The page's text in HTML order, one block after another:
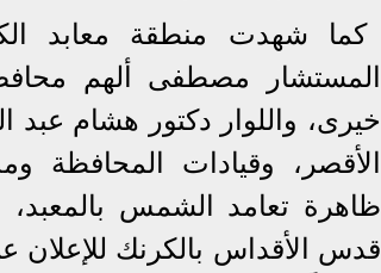
كما شهدت منطقة معابد
المستشار مصطفى ألهم محافظ
خيرى، واللوار دكتور هشام عبد
الأقصر، وقيادات المحافظة
ظاهرة تعامد الشمس
قدس الأقداس بالكرنك للإعلان